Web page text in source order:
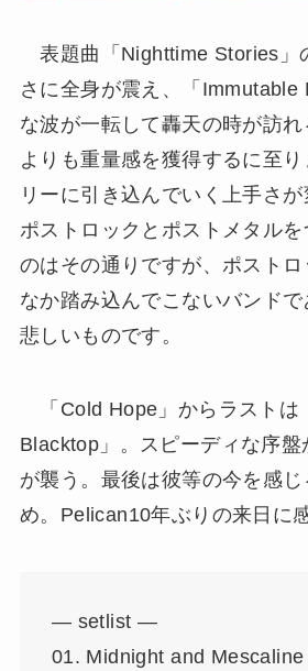
表題曲「Nighttime Stories」
さに全身が震え、「Immutable
な波が一転して轟天の時が訪
よりも重量感を獲得するに至
リーに引き込んでいく上手さが
ポストロックとポストメタルを
のはその通りですが、ポスト
なか踏み込んでこないバンド
悲しいものです。
「Cold Hope」からラストは
Blacktop」。スピーディな序
が襲う。最後は彼等の今を感
め。Pelican10年ぶりの来日に
— setlist —
01. Midnight and Mescaline